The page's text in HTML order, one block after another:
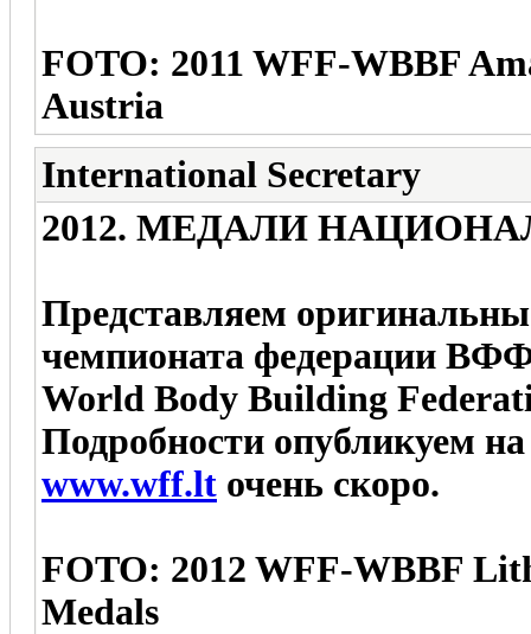
FOTO: 2011 WFF-WBBF
Austria
International Secretary
2012. МЕДАЛИ
Представляем
чемпионата федерации
World Body Building
Подробности опубликуем
www.wff.lt очень скоро.
FOTO: 2012 WFF-WBBF
Medals